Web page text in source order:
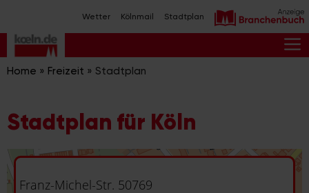
Inhalt
springen
Wetter Kölnmail Stadtplan
Home » Freizeit » Stadtplan
Stadtplan für Köln